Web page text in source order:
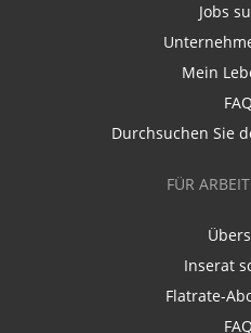
Jobs
Mein
Durchsuchen Sie
FÜR
Inserat
Flatrate-